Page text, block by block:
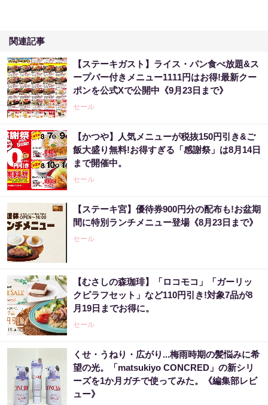
関連記事
【ステーキガスト】ライス・パン食べ放題&ス
ープバー付きメニュー1111円はお得!最新クー
ポンを公式Xで公開中《9月23日まで》
セール
【かつや】人気メニューが税抜150円引き&ご
飯大盛り無料!お得すぎる「感謝祭」は8月14日
まで開催中。
セール
【ステーキ宮】優待券900円分の配布も!お盆期
間に特別ランチメニュー登場《8月23日まで》
セール
【むさしの森珈琲】「ロコモコ」「ガーリッ
クピラフセット」など110円引き!対象7品が8
月19日までお得に。
セール
くせ・うねり・広がり...梅雨時期の髪悩みに希
望の光。「matsukiyo CONCRED」の新シリ
ーズを1か月ガチで使ってみた。《編集部レビ
ュー》